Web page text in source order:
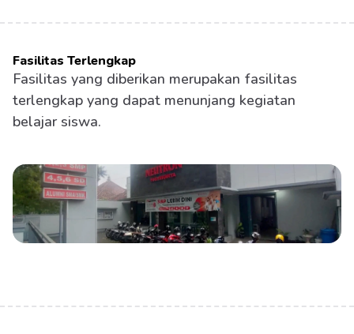
Fasilitas Terlengkap
Fasilitas yang diberikan merupakan fasilitas
terlengkap yang dapat menunjang kegiatan
belajar siswa.